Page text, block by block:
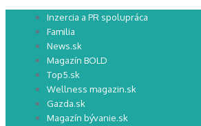
Preskočiť Inzercia a PR spolupráca
Familia
News.sk
Magazín BOLD
Top5.sk
Wellness magazin.sk
Gazda.sk
Magazín bývanie.sk